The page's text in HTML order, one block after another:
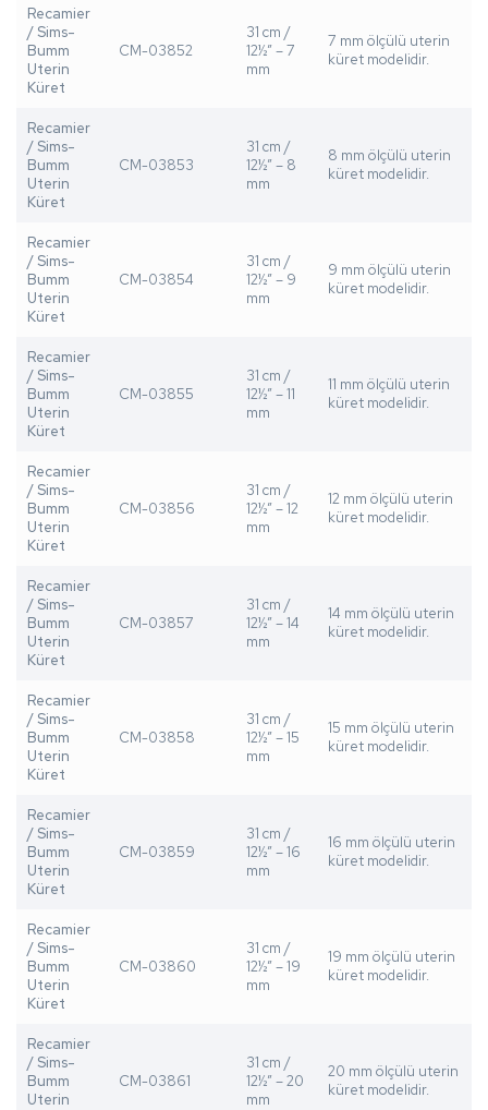
Recamier
/ Sims-
Bumm
Uterin
Küret
CM-03852
31 cm /
12½” – 7
mm
7 mm ölçülü uterin
küret modelidir.
Recamier
/ Sims-
Bumm
Uterin
Küret
CM-03853
31 cm /
12½” – 8
mm
8 mm ölçülü uterin
küret modelidir.
Recamier
/ Sims-
Bumm
Uterin
Küret
CM-03854
31 cm /
12½” – 9
mm
9 mm ölçülü uterin
küret modelidir.
Recamier
/ Sims-
Bumm
Uterin
Küret
CM-03855
31 cm /
12½” – 11
mm
11 mm ölçülü uterin
küret modelidir.
Recamier
/ Sims-
Bumm
Uterin
Küret
CM-03856
31 cm /
12½” – 12
mm
12 mm ölçülü uterin
küret modelidir.
Recamier
/ Sims-
Bumm
Uterin
Küret
CM-03857
31 cm /
12½” – 14
mm
14 mm ölçülü uterin
küret modelidir.
Recamier
/ Sims-
Bumm
Uterin
Küret
CM-03858
31 cm /
12½” – 15
mm
15 mm ölçülü uterin
küret modelidir.
Recamier
/ Sims-
Bumm
Uterin
Küret
CM-03859
31 cm /
12½” – 16
mm
16 mm ölçülü uterin
küret modelidir.
Recamier
/ Sims-
Bumm
Uterin
Küret
CM-03860
31 cm /
12½” – 19
mm
19 mm ölçülü uterin
küret modelidir.
Recamier
/ Sims-
Bumm
Uterin
CM-03861
31 cm /
12½” – 20
mm
20 mm ölçülü uterin
küret modelidir.